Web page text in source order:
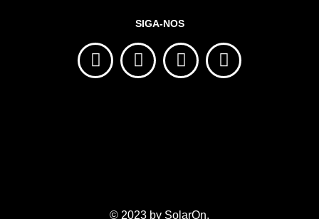
SIGA-NOS